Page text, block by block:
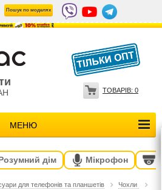
Пошук по моделях
МЕНЮ
ТОВАРІВ: 0
дім Мікрофон
для телефонів та планшетів
Чохли